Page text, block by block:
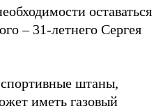
оставаться
– 31-летнего Сергея
штаны,
иметь газовый